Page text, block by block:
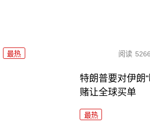
最热 阅读 5266
特朗普要对伊朗
赌让全球买单
最热